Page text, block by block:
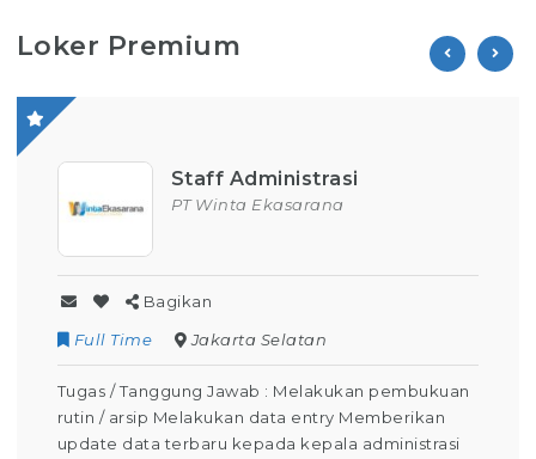
Loker Premium
Ekasarana
Selatan
: Melakukan pembukuan
data entry Memberikan
kepada kepala administrasi
Tugas / Tanggung
Operator Produksi
keselamatan dalam